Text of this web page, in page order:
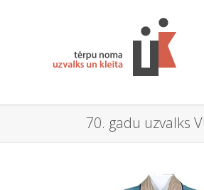
70. gadu uzvalks